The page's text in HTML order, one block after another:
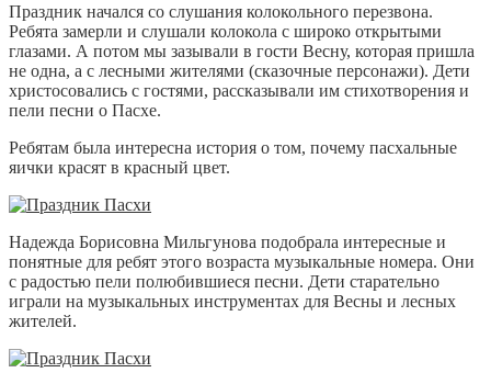
Праздник начался со слушания колокольного перезвона.
Ребята замерли и слушали колокола с широко открытыми
глазами. А потом мы зазывали в гости Весну, которая пришла
не одна, а с лесными жителями (сказочные персонажи). Дети
христосовались с гостями, рассказывали им стихотворения и
пели песни о Пасхе.
Ребятам была интересна история о том, почему пасхальные
яички красят в красный цвет.
Надежда Борисовна Мильгунова подобрала интересные и
понятные для ребят этого возраста музыкальные номера. Они
с радостью пели полюбившиеся песни. Дети старательно
играли на музыкальных инструментах для Весны и лесных
жителей.